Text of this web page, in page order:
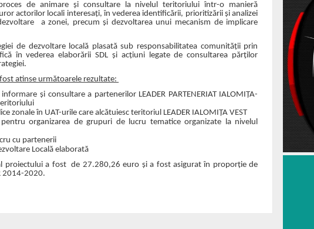
de animare și consultare la nivelul teritoriului într-o manieră
actorilor locali interesați, în vederea identificării, prioritizării și analizei
a zonei, precum și dezvoltarea unui mecanism de implicare
de dezvoltare locală plasată sub responsabilitatea comunității prin
în vederea elaborării SDL și acțiuni legate de consultarea părților
atinse următoarele rezultate:
și consultare a partenerilor LEADER PARTENERIAT IALOMIȚA-
zonale în UAT-urile care alcătuiesc teritoriul LEADER IALOMIȚA VEST
organizarea de grupuri de lucru tematice organizate la nivelul
cu partenerii
Locală elaborată
proiectului a fost de 27.280,26 euro și a fost asigurat în proporție de
2014-2020.